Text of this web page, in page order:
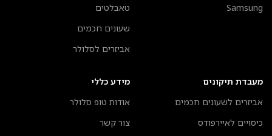
Samsung
טאבלטים
שעונים חכמים
אביזרים לסלולר
מעבדת תיקונים
אביזרים לשעונים חכמים
כיסויים לאיירפודס
מידע כללי
אודות טופ סלולר
צור קשר